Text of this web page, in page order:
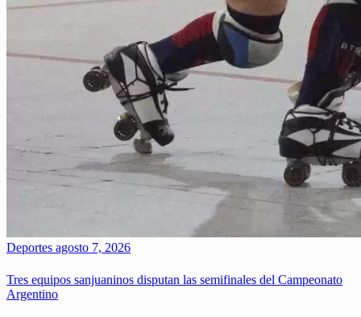
Deportes agosto 7, 2026
Tres equipos sanjuaninos disputan las semifinales del Campeonato
Argentino